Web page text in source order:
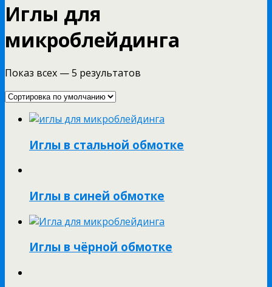
Иглы для
микроблейдинга
Показ всех — 5 результатов
Иглы в стальной обмотке
Иглы в синей обмотке
Иглы в чёрной обмотке